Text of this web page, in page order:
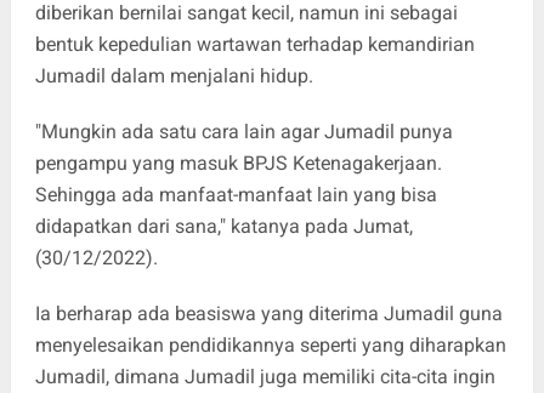
diberikan bernilai sangat kecil, namun ini sebagai
bentuk kepedulian wartawan terhadap kemandirian
Jumadil dalam menjalani hidup.
"Mungkin ada satu cara lain agar Jumadil punya
pengampu yang masuk BPJS Ketenagakerjaan.
Sehingga ada manfaat-manfaat lain yang bisa
didapatkan dari sana," katanya pada Jumat,
(30/12/2022).
Ia berharap ada beasiswa yang diterima Jumadil guna
menyelesaikan pendidikannya seperti yang diharapkan
Jumadil, dimana Jumadil juga memiliki cita-cita ingin